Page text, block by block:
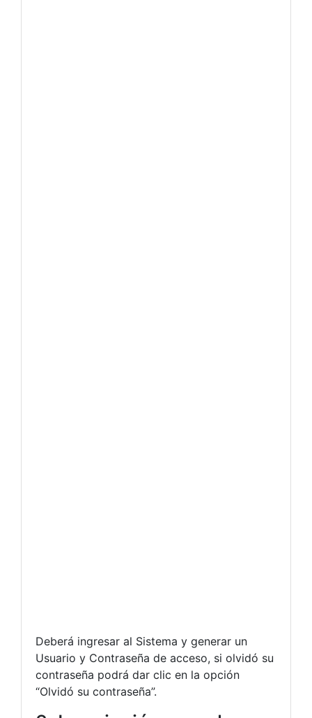
Deberá ingresar al Sistema y generar un
Usuario y Contraseña de acceso, si olvidó su
contraseña podrá dar clic en la opción
“Olvidó su contraseña”.